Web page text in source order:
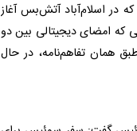
در اسلام‌آباد آتش‌بس آغاز
که امضای دیجیتالی بین دو
همان تفاهم‌نامه، در حال